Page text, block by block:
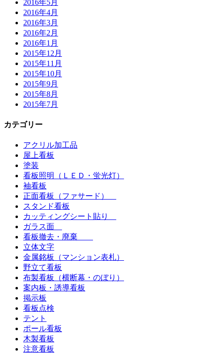
2016年5月
2016年4月
2016年3月
2016年2月
2016年1月
2015年12月
2015年11月
2015年10月
2015年9月
2015年8月
2015年7月
カテゴリー
アクリル加工品
屋上看板
塗装
看板照明（ＬＥＤ・蛍光灯）
袖看板
正面看板（ファサード）
スタンド看板
カッティングシート貼り
ガラス面
看板撤去・廃棄
立体文字
金属銘板（マンション表札）
野立て看板
布製看板（横断幕・のぼり）
案内板・誘導看板
掲示板
看板点検
テント
ポール看板
木製看板
注意看板